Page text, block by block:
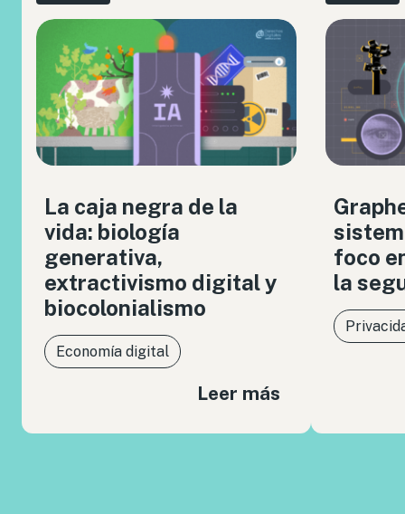
La caja negra de la
vida: biología
generativa,
extractivismo digital y
biocolonialismo
Economía digital
Leer más
foco
la